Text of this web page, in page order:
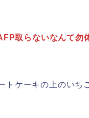
取らないなんて勿
トケーキの上のいち